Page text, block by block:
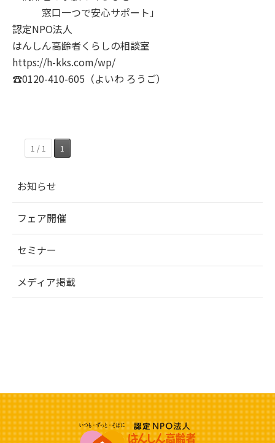
窓口一つで安心サポート」
認定NPO法人
はんしん高齢者くらしの相談室
https://h-kks.com/wp/
☎0120-410-605（よいわ ろうご）
1 / 1 1
お知らせ
フェア開催
セミナー
メディア掲載